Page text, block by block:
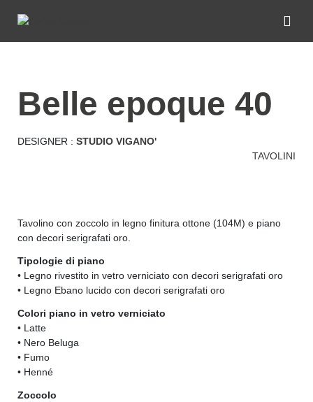
belle epoque 40
DESIGNER : STUDIO VIGANO'
TAVOLINI
Tavolino con zoccolo in legno finitura ottone (104M) e piano
con decori serigrafati oro.
Tipologie di piano
• Legno rivestito in vetro verniciato con decori serigrafati oro
• Legno Ebano lucido con decori serigrafati oro
Colori piano in vetro verniciato
• Latte
• Nero Beluga
• Fumo
• Henné
Zoccolo